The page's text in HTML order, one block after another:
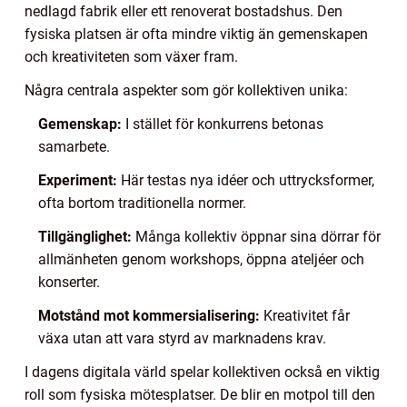
nedlagd fabrik eller ett renoverat bostadshus. Den
fysiska platsen är ofta mindre viktig än gemenskapen
och kreativiteten som växer fram.
Några centrala aspekter som gör kollektiven unika:
Gemenskap: I stället för konkurrens betonas
samarbete.
Experiment: Här testas nya idéer och uttrycksformer,
ofta bortom traditionella normer.
Tillgänglighet: Många kollektiv öppnar sina dörrar för
allmänheten genom workshops, öppna ateljéer och
konserter.
Motstånd mot kommersialisering: Kreativitet får
växa utan att vara styrd av marknadens krav.
I dagens digitala värld spelar kollektiven också en viktig
roll som fysiska mötesplatser. De blir en motpol till den